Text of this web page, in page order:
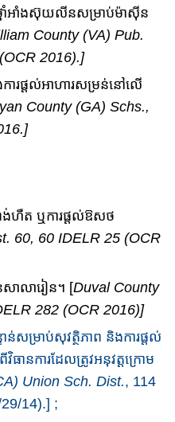
ាំអាំងស៊ុយលីនសម្រាប់​ម៉ាស៊ីន​
County (VA) Pub.
2016).]
ារផ្តល់អាហារ​សម្រន់​នៅលើ​
County (GA) Schs.,
ង់ហឺត ឬ​ការផ្តល់ឱសថ​
60, 60 IDELR 25 (OCR
សាលា​រៀន​។ [Duval County
282 (OCR 2016)]
ទាន់សម្រាប់សុវត្ថិភាព​ និង​ការ​ផ្តល់
ន​ការ​​​ដែលត្រូវអនុវត្ត​ក្រោម
Union Sch. Dist., 114
14).] ;